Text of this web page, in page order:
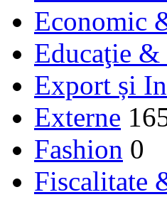
Economic
Educaţie
Export și
Externe
Fashion 0
Fiscalitate